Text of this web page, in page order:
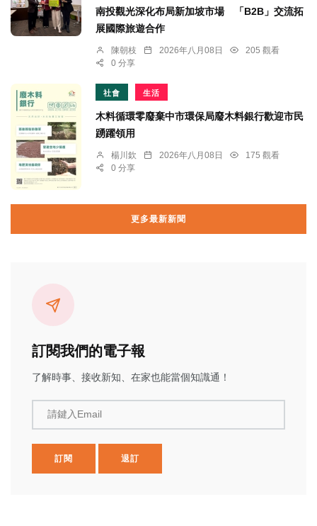
南投觀光深化布局新加坡市場 「B2B」交流拓
展國際旅遊合作
陳朝枝 2026年八月08日
205 觀看
0 分享
社會 生活
木料循環零廢棄中市環保局廢木料銀行歡迎市民
踴躍領用
楊川欽 2026年八月08日
175 觀看
0 分享
更多最新新聞
訂閱我們的電子報
了解時事、接收新知、在家也能當個知識通！
請鍵入Email
訂閱 退訂